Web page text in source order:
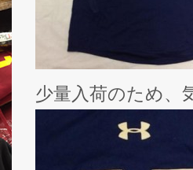
少量入荷のため、